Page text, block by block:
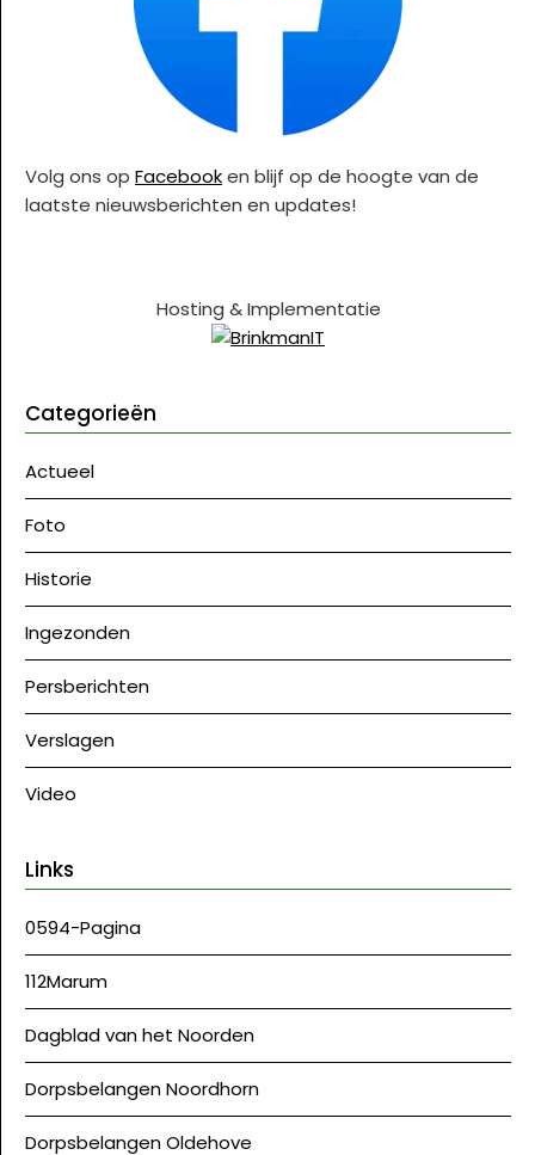
Volg ons op Facebooken blijf op de hoogte van de
laatste nieuwsberichten en updates!
Hosting & Implementatie
Categorieën
Actueel
Foto
Historie
Ingezonden
Persberichten
Verslagen
Video
Links
0594-Pagina
112Marum
Dagblad van het Noorden
Dorpsbelangen Noordhorn
Dorpsbelangen Oldehove